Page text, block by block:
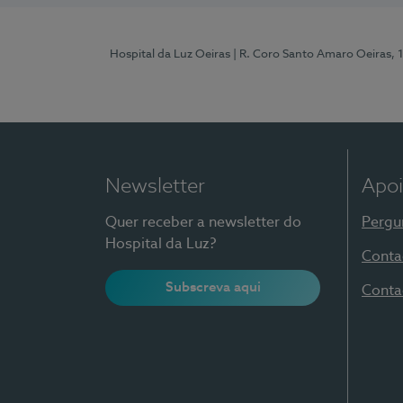
Hospital da Luz Oeiras | R. Coro Santo Amaro Oeiras,
Newsletter
Quer receber a newsletter do
Hospital da Luz?
Subscreva aqui